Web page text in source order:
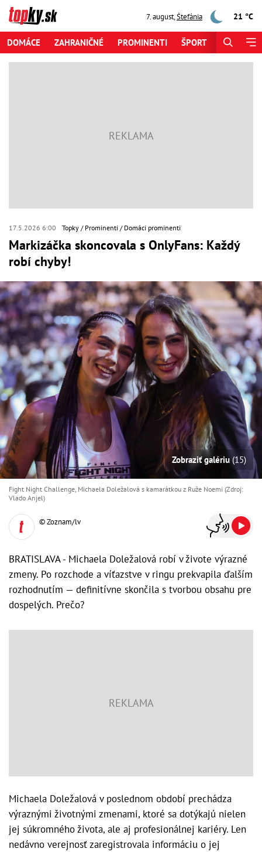
7. august,Štefánia 21 °C
DOMÁCE ZAHRANIČNÉ PROMINENTI ŠPORT
17.5.2026 6:00 Topky Prominenti Domáci prominenti
Markizáčka skoncovala s OnlyFans: Každý
robí chyby!
Zobraziť galériu (15)
Fight Night Challenge, Michaela Doležalová s kamarátkou z Ruže Noemi (Zdroj:
Vlado Anjel)
© Zoznam/lv
BRATISLAVA - Michaela Doležalová robí v živote výrazné
zmeny. Po rozchode a víťazstve v ringu prekvapila ďalším
rozhodnutím — definitívne skončila s tvorbou obsahu pre
dospelých. Prečo?
Michaela Doležalová v poslednom období prechádza
výraznými životnými zmenami, ktoré sa dotýkajú nielen
jej súkromného života, ale aj profesionálnej kariéry. Len
nedávno verejnosť zaregistrovala informáciu o jej